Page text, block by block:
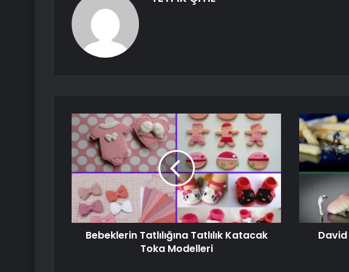
Bebeklerin Tatlılığına Tatlılık Katacak
Toka Modelleri